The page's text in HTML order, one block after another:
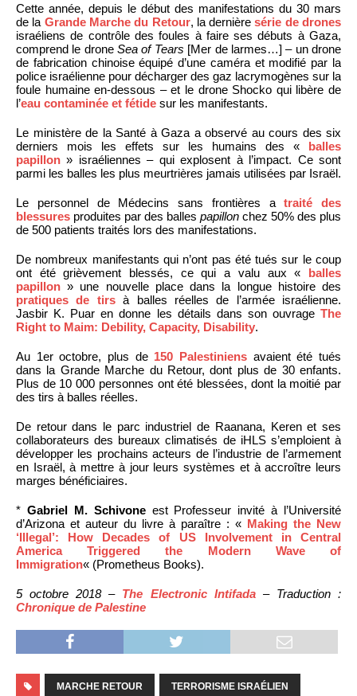
Cette année, depuis le début des manifestations du 30 mars
de la Grande Marche du Retour, la dernièresérie de drones
israéliens de contrôle des foules à faire ses débuts à Gaza,
comprend le droneSea of ​​Tears [Mer de larmes…] – un drone
de fabrication chinoise équipé d’une caméra et modifié par la
police israélienne pour décharger des gaz lacrymogènes sur la
foule humaine en-dessous – et le drone Shocko qui libère de
l’eau contaminée et fétide sur les manifestants.
Le ministère de la Santé à Gaza a observé au cours des six
derniers mois les effets sur les humains des « balles
papillon » israéliennes – qui explosent à l’impact. Ce sont
parmi les balles les plus meurtrières jamais utilisées par Israël.
Le personnel de Médecins sans frontières atraité des
blessures produites par des balles papillon chez 50% des plus
de 500 patients traités lors des manifestations.
De nombreux manifestants qui n’ont pas été tués sur le coup
ont été grièvement blessés, ce qui a valu aux « balles
papillon » une nouvelle place dans la longue histoire des
pratiques de tirsà balles réelles de l’armée israélienne.
Jasbir K. Puar en donne les détails dans son ouvrage The
Right to Maim: Debility, Capacity, Disability.
Au 1er octobre, plus de 150 Palestiniens avaient été tués
dans la Grande Marche du Retour, dont plus de 30 enfants.
Plus de 10 000 personnes ont été blessées, dont la moitié par
des tirs à balles réelles.
De retour dans le parc industriel de Raanana, Keren et ses
collaborateurs des bureaux climatisés de iHLS s’emploient à
développer les prochains acteurs de l’industrie de l’armement
en Israël, à mettre à jour leurs systèmes et à accroître leurs
marges bénéficiaires.
* Gabriel M. Schivoneest Professeur invité à l’Université
d’Arizona et auteur du livre à paraître : « Making the New
‘Illegal’: How Decades of US Involvement in Central
America Triggered the Modern Wave of
Immigration« (Prometheus Books).
5 octobre 2018 – The Electronic Intifada– Traduction :
Chronique de Palestine
MARCHE RETOUR TERRORISME ISRAÉLIEN